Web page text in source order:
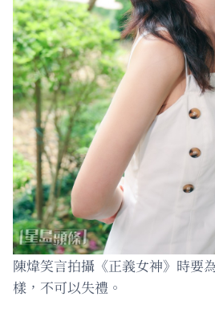
陳煒笑言拍攝《正義女神》時要
樣，不可以失禮。